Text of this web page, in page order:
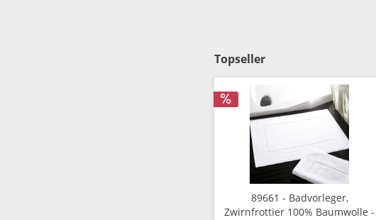
Topseller
89661 - Badvorleger,
Zwirnfrottier 100% Baumwolle -